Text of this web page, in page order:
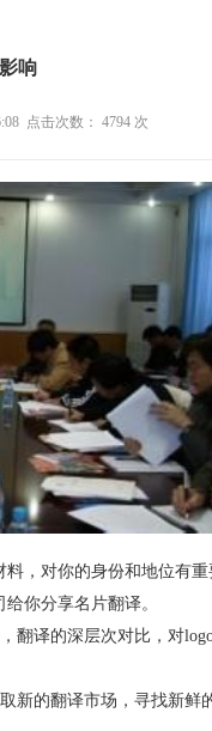
响
点击次数： 4794 次
，对你的身份和地位有重
给你分享名片翻译。
翻译的深层次对比，对
新的翻译市场，寻找新鲜